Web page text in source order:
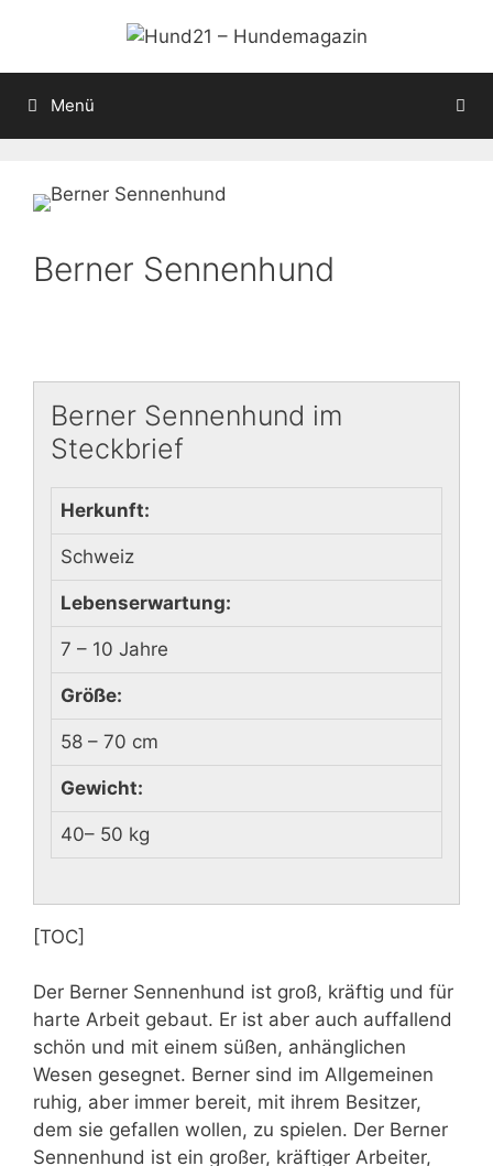
springen
Menü
Berner Sennenhund
Berner Sennenhund im
Steckbrief
Herkunft:
Schweiz
Lebenserwartung:
7 – 10 Jahre
Größe:
58 – 70 cm
Gewicht:
40– 50 kg
[TOC]
Der Berner Sennenhund ist groß, kräftig und für
harte Arbeit gebaut. Er ist aber auch auffallend
schön und mit einem süßen, anhänglichen
Wesen gesegnet. Berner sind im Allgemeinen
ruhig, aber immer bereit, mit ihrem Besitzer,
dem sie gefallen wollen, zu spielen. Der Berner
Sennenhund ist ein großer, kräftiger Arbeiter,